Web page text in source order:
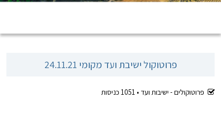
פרוטוקול ישיבת ועד מקומי 24.11.21
פרוטוקולים - ישיבות ועד • 1051כניסות